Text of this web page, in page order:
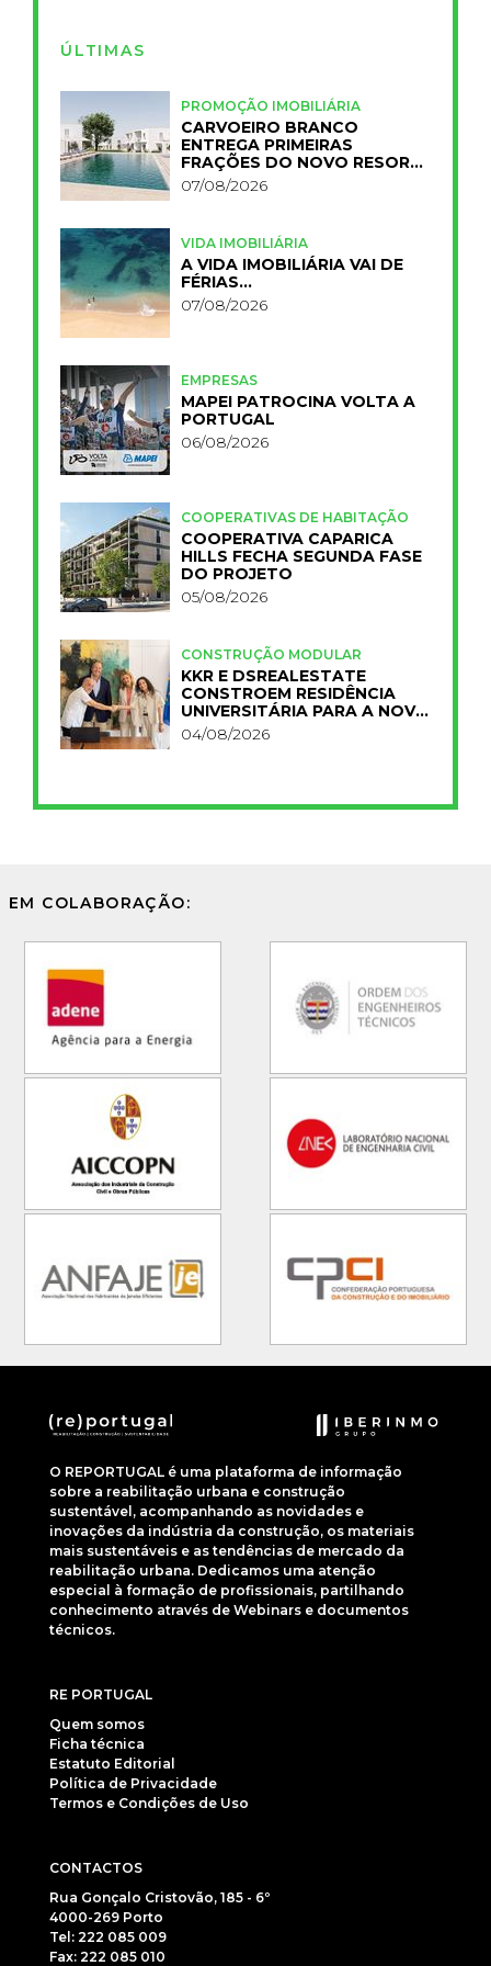
ÚLTIMAS
PROMOÇÃO IMOBILIÁRIA
CARVOEIRO BRANCO
ENTREGA PRIMEIRAS
FRAÇÕES DO NOVO RESORT
PRIMELIFE
07/08/2026
VIDA IMOBILIÁRIA
A VIDA IMOBILIÁRIA VAI DE
FÉRIAS…
07/08/2026
EMPRESAS
MAPEI PATROCINA VOLTA A
PORTUGAL
06/08/2026
COOPERATIVAS DE HABITAÇÃO
COOPERATIVA CAPARICA
HILLS FECHA SEGUNDA FASE
DO PROJETO
05/08/2026
CONSTRUÇÃO MODULAR
KKR E DSREALESTATE
CONSTROEM RESIDÊNCIA
UNIVERSITÁRIA PARA A NOVA
FCT
04/08/2026
EM COLABORAÇÃO:
O REPORTUGAL é uma plataforma de informação
sobre a reabilitação urbana e construção
sustentável, acompanhando as novidades e
inovações da indústria da construção, os materiais
mais sustentáveis e as tendências de mercado da
reabilitação urbana. Dedicamos uma atenção
especial à formação de profissionais, partilhando
conhecimento através de Webinars e documentos
técnicos.
RE PORTUGAL
Quem somos
Ficha técnica
Estatuto Editorial
Política de Privacidade
Termos e Condições de Uso
CONTACTOS
Rua Gonçalo Cristovão, 185 - 6º
4000-269 Porto
Tel: 222 085 009
Fax: 222 085 010